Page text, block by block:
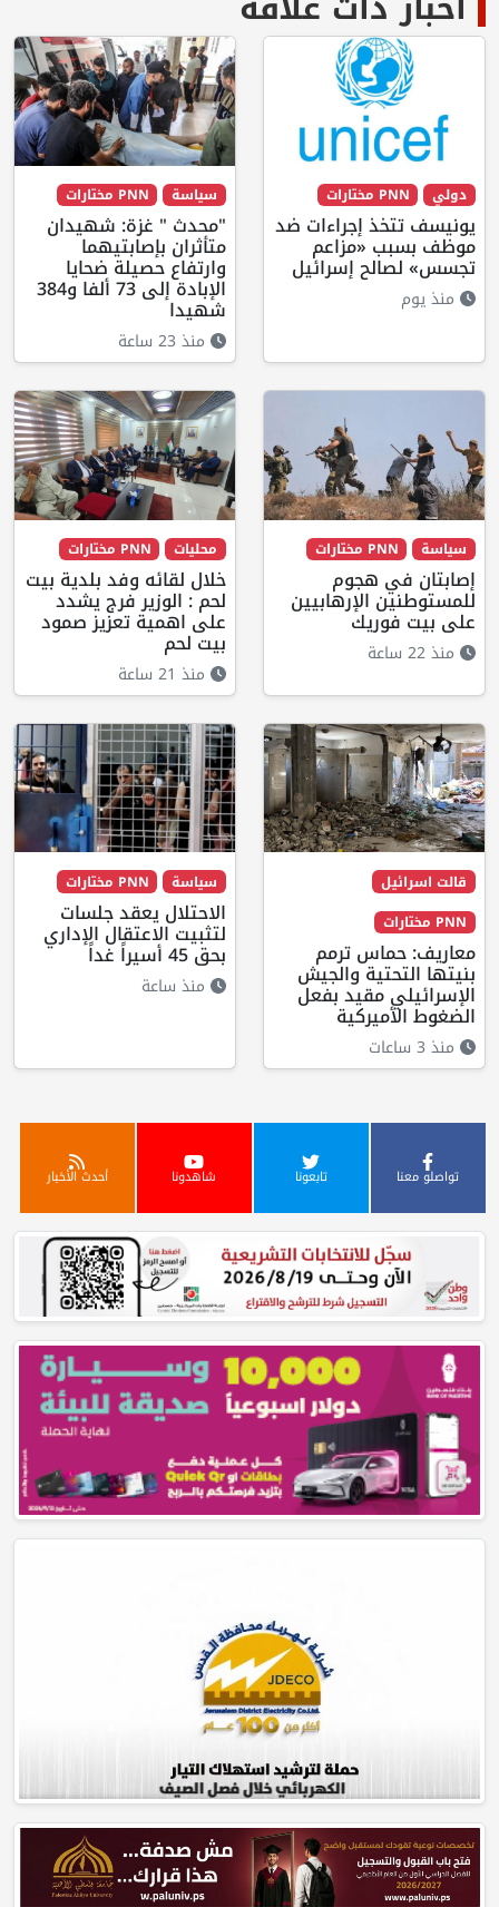
دولي PNN مختارات
يونيسف تتخذ إجراءات ضد
موظف بسبب «مزاعم
تجسس» لصالح إسرائيل
منذ يوم
سياسة PNN مختارات
"محدث " غزة: شهيدان
متأثران بإصابتيهما
وارتفاع حصيلة ضحايا
الإبادة إلى 73 ألفا و384
شهيدا
منذ 23 ساعة
سياسة PNN مختارات
إصابتان في هجوم
للمستوطنين الإرهابيين
على بيت فوريك
منذ 22 ساعة
محليات PNN مختارات
خلال لقائه وفد بلدية بيت
لحم : الوزير فرج يشدد
على اهمية تعزيز صمود
بيت لحم
منذ 21 ساعة
قالت اسرائيل
PNN مختارات
معاريف: حماس ترمم
بنيتها التحتية والجيش
الإسرائيلي مقيد بفعل
الضغوط الأميركية
منذ 3 ساعات
سياسة PNN مختارات
الاحتلال يعقد جلسات
لتثبيت الاعتقال الإداري
بحق 45 أسيراً غداً
منذ ساعة
تواصلو معنا تابعونا شاهدونا أحدث الأخبار